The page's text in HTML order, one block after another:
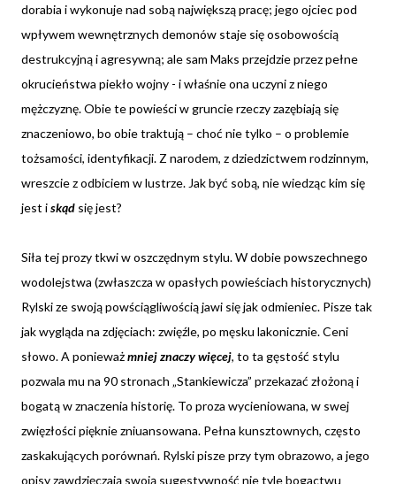
dorabia i wykonuje nad sobą największą pracę; jego ojciec pod
wpływem wewnętrznych demonów staje się osobowością
destrukcyjną i agresywną; ale sam Maks przejdzie przez pełne
okrucieństwa piekło wojny - i właśnie ona uczyni z niego
mężczyznę. Obie te powieści w gruncie rzeczy zazębiają się
znaczeniowo, bo obie traktują – choć nie tylko – o problemie
tożsamości, identyfikacji. Z narodem, z dziedzictwem rodzinnym,
wreszcie z odbiciem w lustrze. Jak być sobą, nie wiedząc kim się
jest iskąd się jest?
Siła tej prozy tkwi w oszczędnym stylu. W dobie powszechnego
wodolejstwa (zwłaszcza w opasłych powieściach historycznych)
Rylski ze swoją powściągliwością jawi się jak odmieniec. Pisze tak
jak wygląda na zdjęciach: zwięźle, po męsku lakonicznie. Ceni
słowo. A ponieważmniej znaczy więcej, to ta gęstość stylu
pozwala mu na 90 stronach „Stankiewicza” przekazać złożoną i
bogatą w znaczenia historię. To proza wycieniowana, w swej
zwięzłości pięknie zniuansowana. Pełna kunsztownych, często
zaskakujących porównań. Rylski pisze przy tym obrazowo, a jego
opisy zawdzięczają swoją sugestywność nie tyle bogactwu